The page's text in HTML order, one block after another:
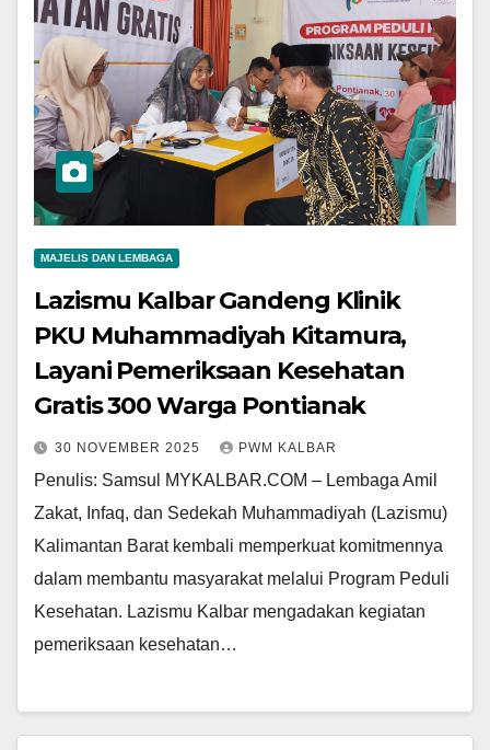
MAJELIS DAN LEMBAGA
Lazismu Kalbar Gandeng Klinik
PKU Muhammadiyah Kitamura,
Layani Pemeriksaan Kesehatan
Gratis 300 Warga Pontianak
30 NOVEMBER 2025 PWM KALBAR
Penulis: Samsul MYKALBAR.COM – Lembaga Amil
Zakat, Infaq, dan Sedekah Muhammadiyah (Lazismu)
Kalimantan Barat kembali memperkuat komitmennya
dalam membantu masyarakat melalui Program Peduli
Kesehatan. Lazismu Kalbar mengadakan kegiatan
pemeriksaan kesehatan…